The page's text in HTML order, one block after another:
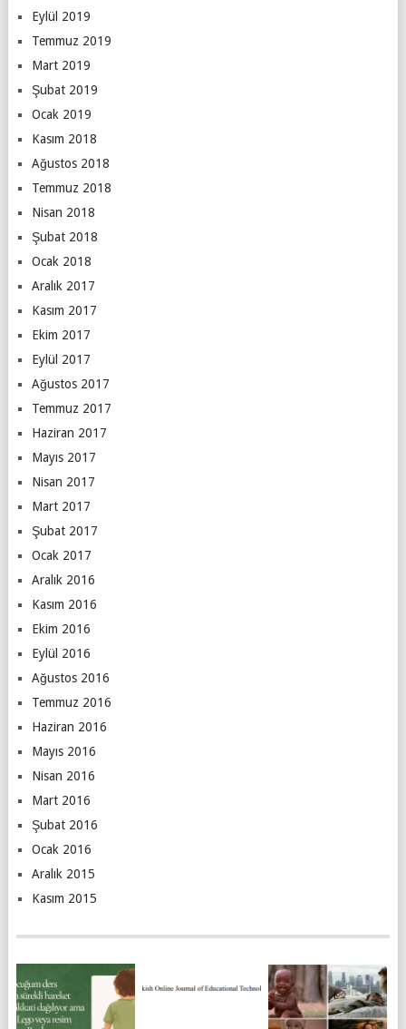
Eylül 2019
Temmuz 2019
Mart 2019
Şubat 2019
Ocak 2019
Kasım 2018
Ağustos 2018
Temmuz 2018
Nisan 2018
Şubat 2018
Ocak 2018
Aralık 2017
Kasım 2017
Ekim 2017
Eylül 2017
Ağustos 2017
Temmuz 2017
Haziran 2017
Mayıs 2017
Nisan 2017
Mart 2017
Şubat 2017
Ocak 2017
Aralık 2016
Kasım 2016
Ekim 2016
Eylül 2016
Ağustos 2016
Temmuz 2016
Haziran 2016
Mayıs 2016
Nisan 2016
Mart 2016
Şubat 2016
Ocak 2016
Aralık 2015
Kasım 2015